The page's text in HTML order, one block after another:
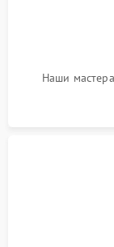
Наши